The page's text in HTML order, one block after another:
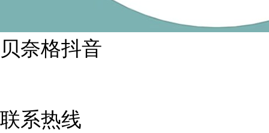
贝奈格抖音
联系热线